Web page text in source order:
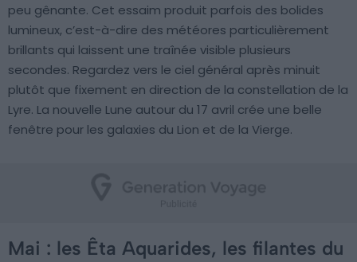
peu gênante. Cet essaim produit parfois des bolides
lumineux, c’est-à-dire des météores particulièrement
brillants qui laissent une traînée visible plusieurs
secondes. Regardez vers le ciel général après minuit
plutôt que fixement en direction de la constellation de la
Lyre. La nouvelle Lune autour du 17 avril crée une belle
fenêtre pour les galaxies du Lion et de la Vierge.
Mai : les Êta Aquarides, les filantes du